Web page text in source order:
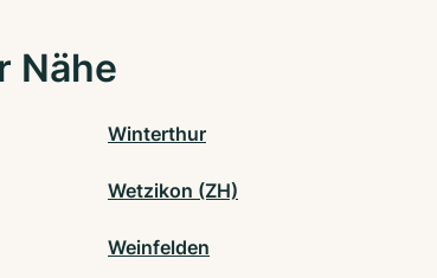
Nähe
Winterthur
Wetzikon (ZH)
Weinfelden